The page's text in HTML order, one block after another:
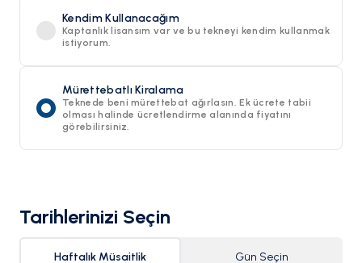
Kendim Kullanacağım
Kaptanlık lisansım var ve bu tekneyi kendim kullanmak
istiyorum.
Mürettebatlı Kiralama
Teknede beni mürettebat ağırlasın. Ek ücrete tabii
olması halinde ücretlendirme alanında fiyatını
görebilirsiniz.
Tarihlerinizi Seçin
Haftalık Müsaitlik Gün Seçin